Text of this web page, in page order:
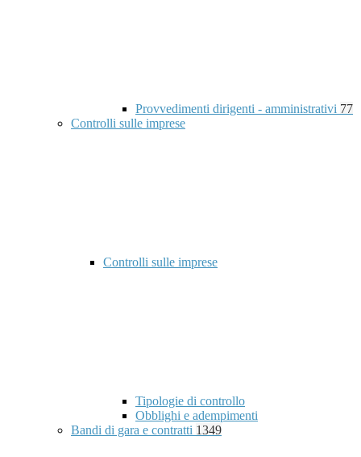
Provvedimenti dirigenti - amministrativi 77
Controlli sulle imprese
Controlli sulle imprese
Tipologie di controllo
Obblighi e adempimenti
Bandi di gara e contratti 1349